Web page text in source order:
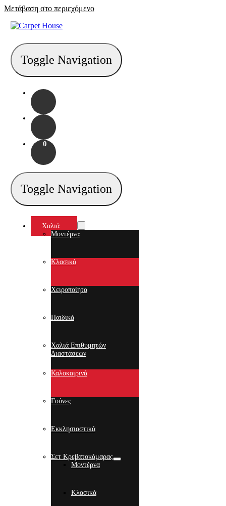
Μετάβαση στο περιεχόμενο
Toggle Navigation
0
Toggle Navigation
Χαλιά
Μοντέρνα
Κλασικά
Χειροποίητα
Παιδικά
Χαλιά Επιθυμητών
Διαστάσεων
Καλοκαιρινά
Γούνες
Εκκλησιαστικά
Σετ Κρεβατοκάμαρας
Μοντέρνα
Κλασικά